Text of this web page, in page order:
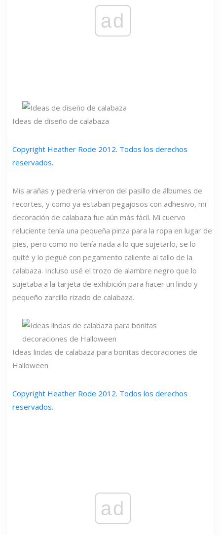
ad
Ideas de diseño de calabaza
Copyright Heather Rode 2012. Todos los derechos
reservados.
Mis arañas y pedrería vinieron del pasillo de álbumes de
recortes, y como ya estaban pegajosos con adhesivo, mi
decoración de calabaza fue aún más fácil. Mi cuervo
reluciente tenía una pequeña pinza para la ropa en lugar de
pies, pero como no tenía nada a lo que sujetarlo, se lo
quité y lo pegué con pegamento caliente al tallo de la
calabaza. Incluso usé el trozo de alambre negro que lo
sujetaba a la tarjeta de exhibición para hacer un lindo y
pequeño zarcillo rizado de calabaza.
Ideas lindas de calabaza para bonitas decoraciones de
Halloween
Copyright Heather Rode 2012. Todos los derechos
reservados.
ad